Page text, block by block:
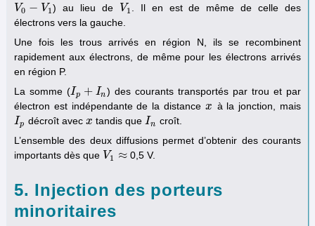
V0 − V1
V0 −V 1 ) au lieu de V1
V1
. Il en est de même de celle des
électrons vers la gauche.
Une fois les trous arrivés en région N, ils se recombinent
rapidement aux électrons, de même pour les électrons arrivés
en région P.
La somme (Ip + In
Ip+In
) des courants transportés par trou et par
électron est indépendante de la distance x
x
à la jonction, mais
Ip
Ip décroît avec x
x tandis que In
In croît.
L’ensemble des deux diffusions permet d’obtenir des courants
importants dès que V1 ≈
V1 ≈ 0,5 V.
5. Injection des porteurs
minoritaires